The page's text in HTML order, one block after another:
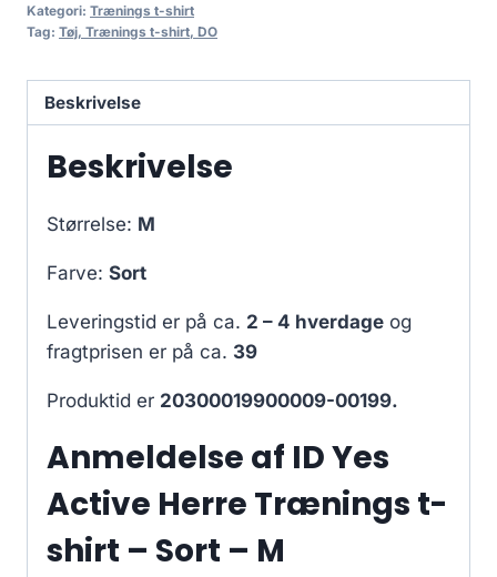
Kategori: Trænings t-shirt
Tag: Tøj, Trænings t-shirt, DO
Beskrivelse
Beskrivelse
Størrelse: M
Farve: Sort
Leveringstid er på ca. 2 – 4 hverdage og
fragtprisen er på ca. 39
Produktid er 20300019900009-00199.
Anmeldelse af ID Yes
Active Herre Trænings t-
shirt – Sort – M